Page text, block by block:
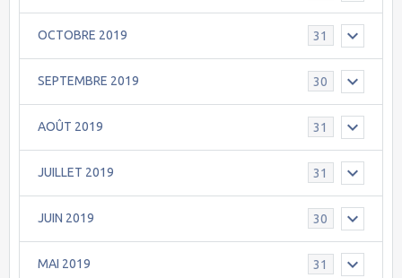
OCTOBRE 2019 31
SEPTEMBRE 2019 30
AOÛT 2019 31
JUILLET 2019 31
JUIN 2019 30
MAI 2019 31